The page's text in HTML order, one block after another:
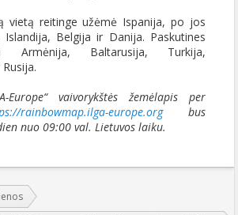
vietą reitinge užėmė Ispanija, po jos
Belgija ir Danija. Paskutines
Armėnija, Baltarusija, Turkija,
Europe“ vaivorykštės žemėlapis per
rainbowmap.ilga-europe.orgbus
nuo 09:00 val. Lietuvos laiku.